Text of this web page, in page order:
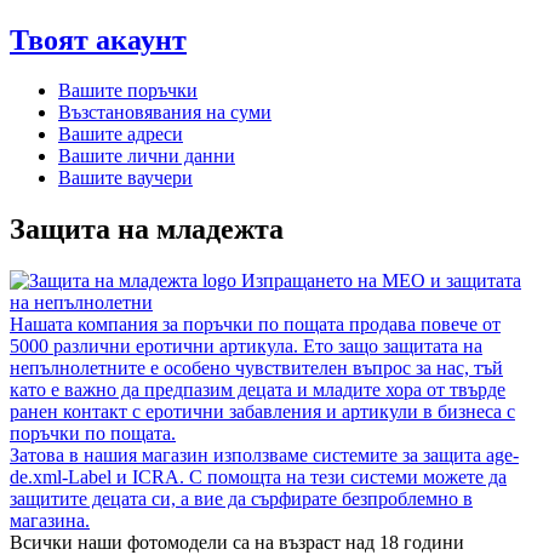
Твоят акаунт
Вашите поръчки
Възстановявания на суми
Вашите адреси
Вашите лични данни
Вашите ваучери
Защита на младежта
Изпращането на MEO и защитата
на непълнолетни
Нашата компания за поръчки по пощата продава повече от
5000 различни еротични артикула. Ето защо защитата на
непълнолетните е особено чувствителен въпрос за нас, тъй
като е важно да предпазим децата и младите хора от твърде
ранен контакт с еротични забавления и артикули в бизнеса с
поръчки по пощата.
Затова в нашия магазин използваме системите за защита age-
de.xml-Label и ICRA. С помощта на тези системи можете да
защитите децата си, а вие да сърфирате безпроблемно в
магазина.
Всички наши фотомодели са на възраст над 18 години